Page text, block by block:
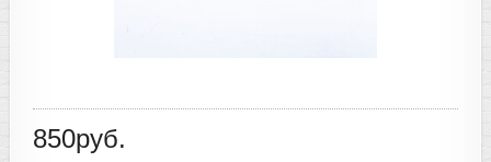
850руб.